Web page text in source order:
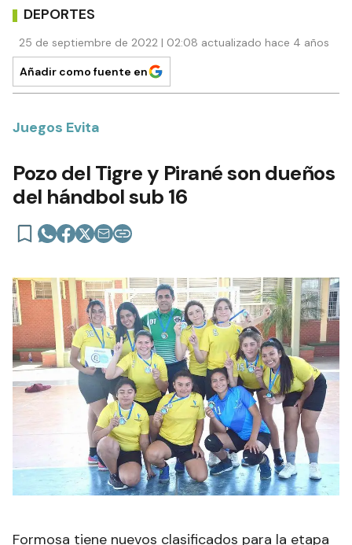
DEPORTES
25 de septiembre de 2022 | 02:08 actualizado hace 4 años
Añadir como fuente en
Juegos Evita
Pozo del Tigre y Pirané son dueños
del hándbol sub 16
Formosa tiene nuevos clasificados para la etapa